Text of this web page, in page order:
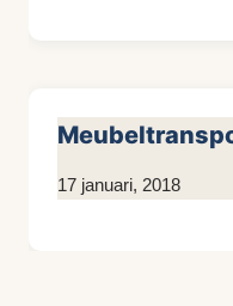
Door
17 januari, 2018